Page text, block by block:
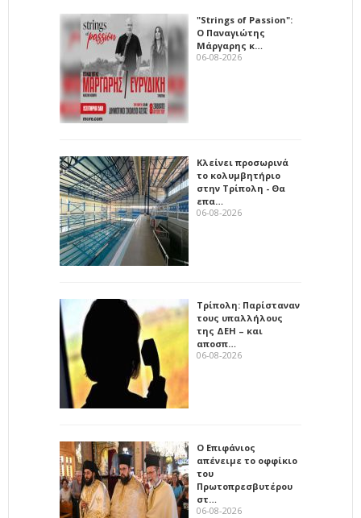
"Strings of Passion":
Ο Παναγιώτης
Μάργαρης κ…
06-08-2026
Κλείνει προσωρινά
το κολυμβητήριο
στην Τρίπολη - Θα
επα…
06-08-2026
Τρίπολη: Παρίσταναν
τους υπαλλήλους
της ΔΕΗ – και
αποσπ…
06-08-2026
Ο Επιφάνιος
απένειμε το οφφίκιο
του
Πρωτοπρεσβυτέρου
στ…
06-08-2026